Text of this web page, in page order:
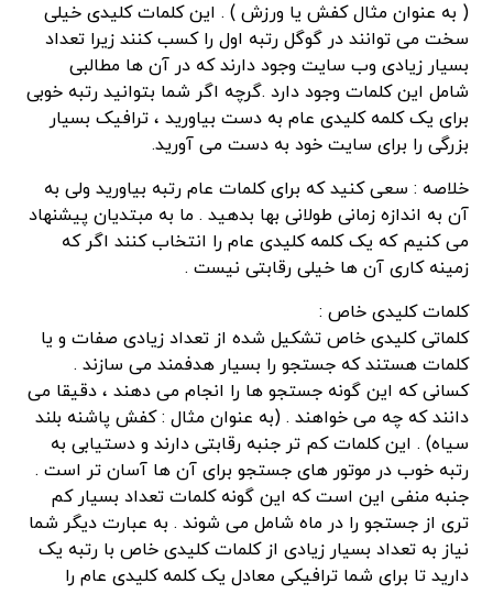
( به عنوان مثال کفش یا ورزش ) . این کلمات کلیدی خیلی
سخت می توانند در گوگل رتبه اول را کسب کنند زیرا تعداد
بسیار زیادی وب سایت وجود دارند که در آن ها مطالبی
شامل این کلمات وجود دارد .گرچه اگر شما بتوانید رتبه خوبی
برای یک کلمه کلیدی عام به دست بیاورید ، ترافیک بسیار
بزرگی را برای سایت خود به دست می آورید.
خلاصه : سعی کنید که برای کلمات عام رتبه بیاورید ولی به
آن به اندازه زمانی طولانی بها بدهید . ما به مبتدیان پیشنهاد
می کنیم که یک کلمه کلیدی عام را انتخاب کنند اگر که
زمینه کاری آن ها خیلی رقابتی نیست .
کلمات کلیدی خاص :
کلماتی کلیدی خاص تشکیل شده از تعداد زیادی صفات و یا
کلمات هستند که جستجو را بسیار هدفمند می سازند .
کسانی که این گونه جستجو ها را انجام می دهند ، دقیقا می
دانند که چه می خواهند . (به عنوان مثال : کفش پاشنه بلند
سیاه) . این کلمات کم تر جنبه رقابتی دارند و دستیابی به
رتبه خوب در موتور های جستجو برای آن ها آسان تر است .
جنبه منفی این است که این گونه کلمات تعداد بسیار کم
تری از جستجو را در ماه شامل می شوند . به عبارت دیگر شما
نیاز به تعداد بسیار زیادی از کلمات کلیدی خاص با رتبه یک
دارید تا برای شما ترافیکی معادل یک کلمه کلیدی عام را